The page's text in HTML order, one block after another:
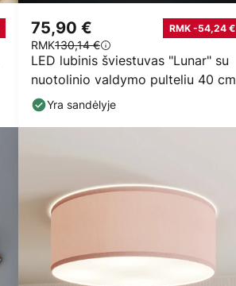
LED lubinis šviestuvas "Lunar" su
nuotolinio valdymo pulteliu 40 cm
75,90 € RMK -54,24 €
RMK130,14 €
Yra sandėlyje